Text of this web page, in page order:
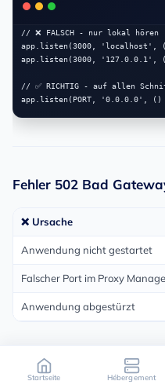
Startseite Hébergement
// ❌ FALSCH - nur lokal hören
app.listen(3000, 'localhost',
app.listen(3000, '127.0.0.1',
// ✅ RICHTIG - auf allen
Fehler 502 Bad
❌ Ursache
Anwendung nicht gestartet
Falscher Port im Proxy
Anwendung abgestürzt